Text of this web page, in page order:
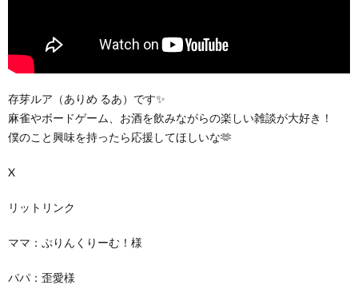
存芽ルア（ありめ るあ）です✨
麻雀やボードゲーム、お酒を飲みながらの楽しい雑談が大好き！
僕のこと興味を持ったら応援してほしいな🫶
X
リットリンク
ママ：ぷりんくりーむ！様
パパ：歪愛様